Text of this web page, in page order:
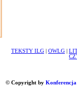
TEKSTY ILG OWLG
© Copyright by Konferencja